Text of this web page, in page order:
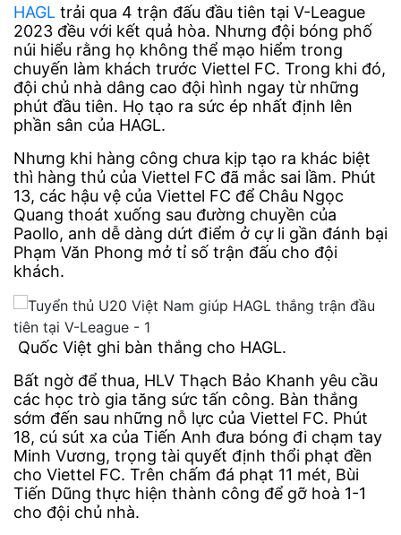
HAGL trải qua 4 trận đấu đầu tiên tại V-League
2023 đều với kết quả hòa. Nhưng đội bóng phố
núi hiểu rằng họ không thể mạo hiểm trong
chuyến làm khách trước Viettel FC. Trong khi đó,
đội chủ nhà dâng cao đội hình ngay từ những
phút đầu tiên. Họ tạo ra sức ép nhất định lên
phần sân của HAGL.
Nhưng khi hàng công chưa kịp tạo ra khác biệt
thì hàng thủ của Viettel FC đã mắc sai lầm. Phút
13, các hậu vệ của Viettel FC để Châu Ngọc
Quang thoát xuống sau đường chuyền của
Paollo, anh dễ dàng dứt điểm ở cự li gần đánh bại
Phạm Văn Phong mở tỉ số trận đấu cho đội
khách.
Quốc Việt ghi bàn thắng cho HAGL.
Bất ngờ để thua, HLV Thạch Bảo Khanh yêu cầu
các học trò gia tăng sức tấn công. Bàn thắng
sớm đến sau những nỗ lực của Viettel FC. Phút
18, cú sút xa của Tiến Anh đưa bóng đi chạm tay
Minh Vương, trọng tài quyết định thổi phạt đền
cho Viettel FC. Trên chấm đá phạt 11 mét, Bùi
Tiến Dũng thực hiện thành công để gỡ hoà 1-1
cho đội chủ nhà.